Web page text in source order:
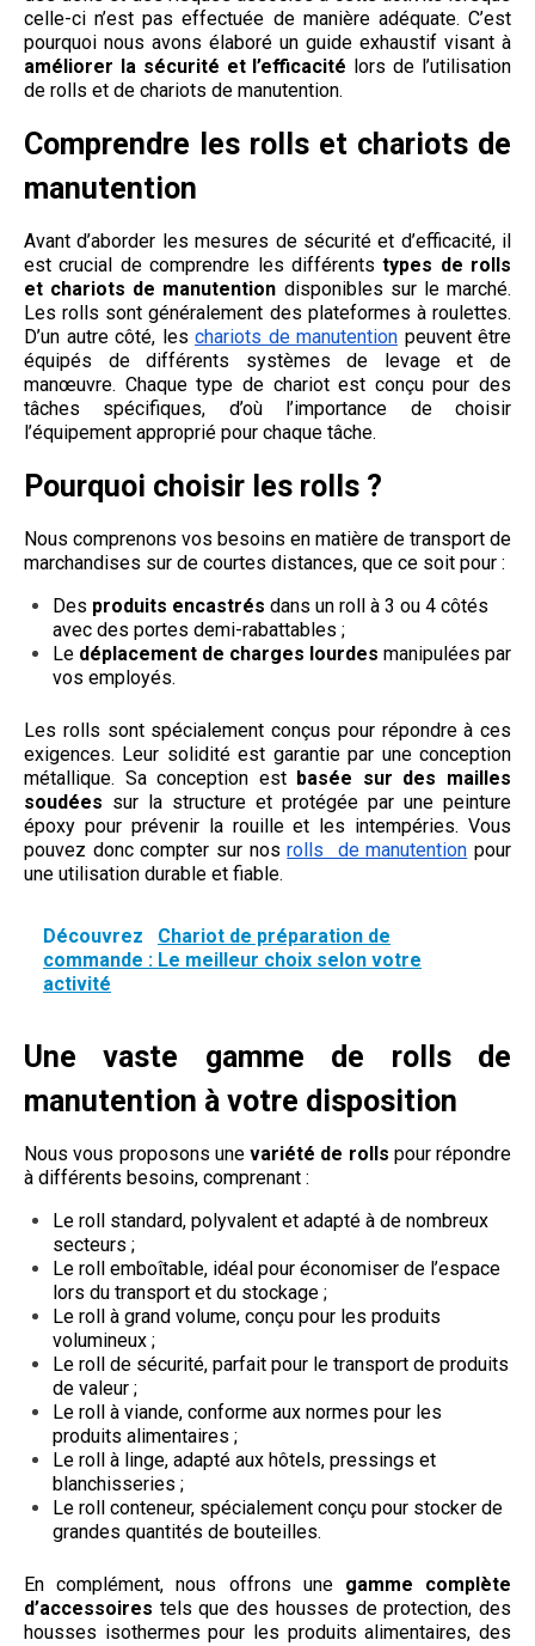
celle-ci n’est pas effectuée de manière adéquate. C’est
pourquoi nous avons élaboré un guide exhaustif visant à
améliorer la sécurité et l’efficacité lors de l’utilisation
de rolls et de chariots de manutention.
Comprendre les rolls et chariots de
manutention
Avant d’aborder les mesures de sécurité et d’efficacité, il
est crucial de comprendre les différentstypes de rolls
et chariots de manutention disponibles sur le marché.
Les rolls sont généralement des plateformes à roulettes.
D’un autre côté, les chariots de manutention peuvent être
équipés de différents systèmes de levage et de
manœuvre. Chaque type de chariot est conçu pour des
tâches spécifiques, d’où l’importance de choisir
l’équipement approprié pour chaque tâche.
Pourquoi choisir les rolls ?
Nous comprenons vos besoins en matière de transport de
marchandises sur de courtes distances, que ce soit pour :
Des produits encastrés dans un roll à 3 ou 4 côtés
avec des portes demi-rabattables ;
Le déplacement de charges lourdes manipulées par
vos employés.
Les rolls sont spécialement conçus pour répondre à ces
exigences. Leur solidité est garantie par une conception
métallique. Sa conception est basée sur des mailles
soudées sur la structure et protégée par une peinture
époxy pour prévenir la rouille et les intempéries. Vous
pouvez donc compter sur nosrolls de manutention pour
une utilisation durable et fiable.
Découvrez
Chariot de préparation de
commande : Le meilleur choix selon votre
activité
Une vaste gamme de rolls de
manutention à votre disposition
Nous vous proposons une variété de rolls pour répondre
à différents besoins, comprenant :
Le roll standard, polyvalent et adapté à de nombreux
secteurs ;
Le roll emboîtable, idéal pour économiser de l’espace
lors du transport et du stockage ;
Le roll à grand volume, conçu pour les produits
volumineux ;
Le roll de sécurité, parfait pour le transport de produits
de valeur ;
Le roll à viande, conforme aux normes pour les
produits alimentaires ;
Le roll à linge, adapté aux hôtels, pressings et
blanchisseries ;
Le roll conteneur, spécialement conçu pour stocker de
grandes quantités de bouteilles.
En complément, nous offrons une gamme complète
d’accessoires tels que des housses de protection, des
housses isothermes pour les produits alimentaires, des